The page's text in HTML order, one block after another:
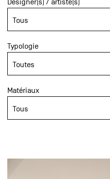
Designer(s) / artiste(s)
Typologie
Matériaux